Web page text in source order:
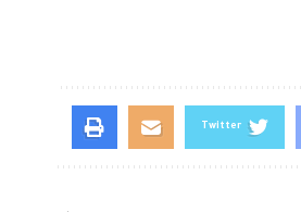
Twitter